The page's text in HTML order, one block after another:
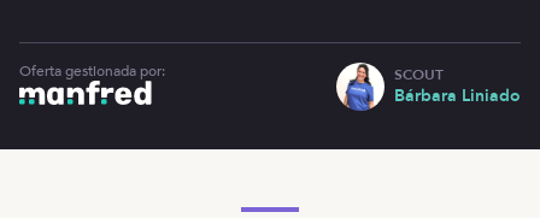
Oferta gestionada por: SCOUT
Bárbara Liniado